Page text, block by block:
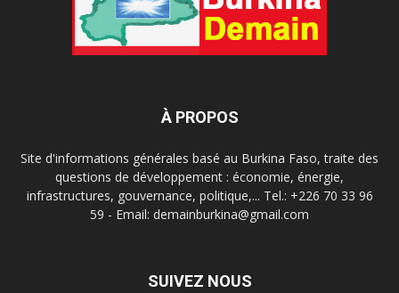
À PROPOS
Site d'informations générales basé au Burkina Faso, traite des
questions de développement : économie, énergie,
infrastructures, gouvernance, politique,... Tel.: +226 70 33 96
59 - Email: demainburkina@gmail.com
SUIVEZ NOUS